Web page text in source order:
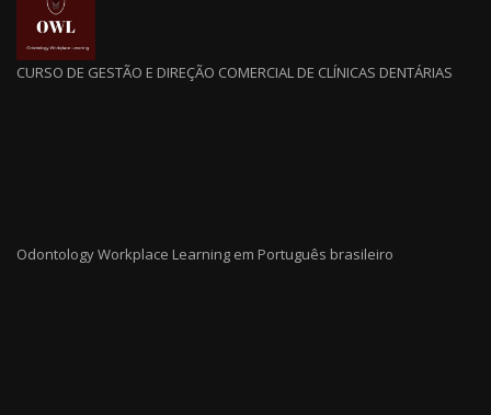
CURSO DE GESTÃO E DIREÇÃO COMERCIAL DE CLÍNICAS DENTÁRIAS
Odontology Workplace Learning em Português brasileiro